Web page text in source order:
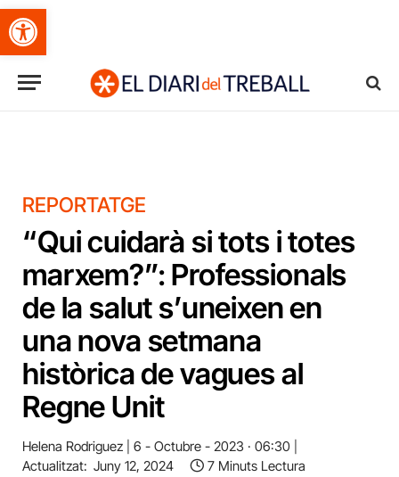
Obre la barra d'eines
REPORTATGE
“Qui cuidarà si tots i totes
marxem?”: Professionals
de la salut s’uneixen en
una nova setmana
històrica de vagues al
Regne Unit
Helena Rodriguez
6 - Octubre - 2023 · 06:30
Actualitzat: Juny 12, 2024 7 Minuts Lectura